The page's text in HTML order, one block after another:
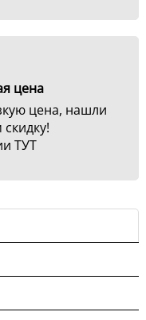
цена
цена, нашли
ТУТ